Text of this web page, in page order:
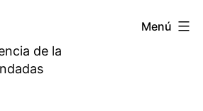
de la
Menú